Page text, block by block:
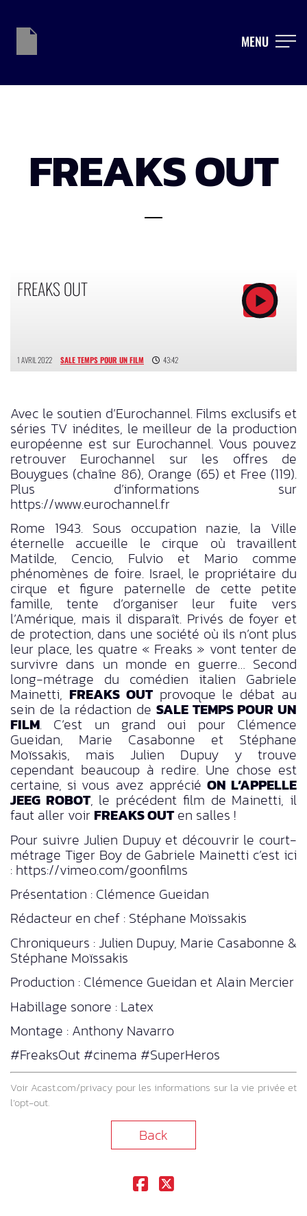
MENU
FREAKS OUT
FREAKS OUT
1 AVRIL 2022 SALE TEMPS POUR UN FILM 43:42
Avec le soutien d’Eurochannel. Films exclusifs et
séries TV inédites, le meilleur de la production
européenne est sur Eurochannel. Vous pouvez
retrouver Eurochannel sur les offres de
Bouygues (chaîne 86), Orange (65) et Free (119).
Plus d’informations sur
https://www.eurochannel.fr
Rome 1943. Sous occupation nazie, la Ville
éternelle accueille le cirque où travaillent
Matilde, Cencio, Fulvio et Mario comme
phénomènes de foire. Israel, le propriétaire du
cirque et figure paternelle de cette petite
famille, tente d’organiser leur fuite vers
l’Amérique, mais il disparaît. Privés de foyer et
de protection, dans une société où ils n’ont plus
leur place, les quatre « Freaks » vont tenter de
survivre dans un monde en guerre… Second
long-métrage du comédien italien Gabriele
Mainetti, FREAKS OUTprovoque le débat au
sein de la rédaction de SALE TEMPS POUR UN
FILM. C’est un grand oui pour Clémence
Gueidan, Marie Casabonne et Stéphane
Moïssakis, mais Julien Dupuy y trouve
cependant beaucoup à redire. Une chose est
certaine, si vous avez apprécié ON L’APPELLE
JEEG ROBOT, le précédent film de Mainetti, il
faut aller voirFREAKS OUTen salles !
Pour suivre Julien Dupuy et découvrir le court-
métrage Tiger Boy de Gabriele Mainetti c’est ici
: https://vimeo.com/goonfilms
Présentation : Clémence Gueidan
Rédacteur en chef : Stéphane Moïssakis
Chroniqueurs : Julien Dupuy, Marie Casabonne &
Stéphane Moïssakis
Production : Clémence Gueidan et Alain Mercier
Habillage sonore : Latex
Montage : Anthony Navarro
#FreaksOut #cinema #SuperHeros
Voir Acast.com/privacy pour les informations sur la vie privée et
l’opt-out.
Back